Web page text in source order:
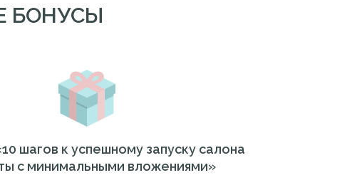
БОНУСЫ
шагов к успешному запуску салона
с минимальными вложениями»